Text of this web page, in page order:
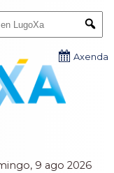
9 ago 2026
Axenda